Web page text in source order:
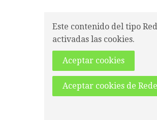
Este contenido del tipo
activadas las cookies.
Aceptar cookies
Aceptar cookies de